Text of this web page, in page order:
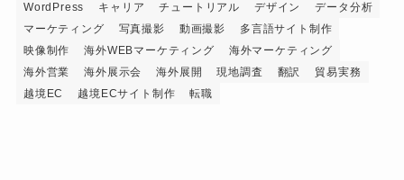
WordPress
キャリア チュートリアル デザイン
データ分析
マーケティング
写真撮影 動画撮影
多言語サイト制作
映像制作
海外WEBマーケティング
海外マーケティング
海外営業
海外展示会 海外展開 現地調査 翻訳
貿易実務
越境EC
越境ECサイト制作 転職